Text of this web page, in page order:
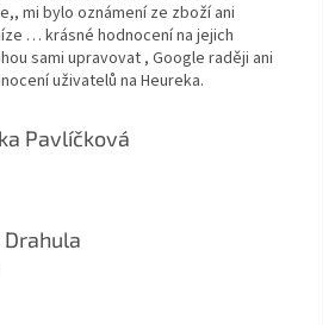
mi bylo oznámení ze zboží ani
… krásné hodnocení na jejich
sami upravovat , Google raději ani
uživatelů na Heureka.
Pavlíčková
obchodu je 5 z 5 hvězdiček.
Drahula
obchodu je 5 z 5 hvězdiček.